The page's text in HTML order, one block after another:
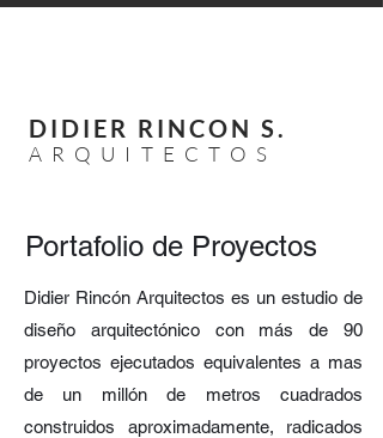
DIDIER RINCON S.
A R Q U I T E C T O S
Portafolio de Proyectos
Didier Rincón Arquitectos es un estudio de
diseño arquitectónico con más de 90
proyectos ejecutados equivalentes a mas
de un millón de metros cuadrados
construidos aproximadamente, radicados